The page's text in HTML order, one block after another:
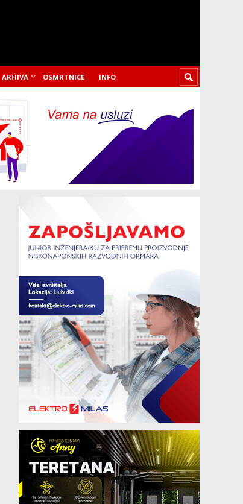
ARHIVA OSMRTNICE INFO